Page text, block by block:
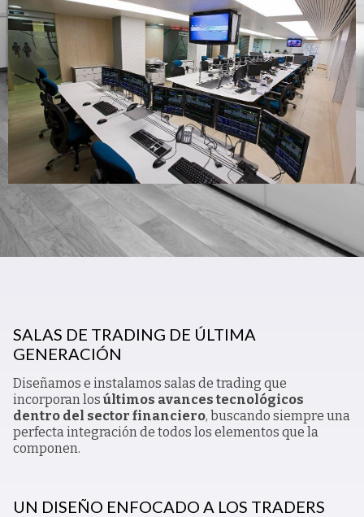
SALAS DE TRADING DE ÚLTIMA
GENERACIÓN
Diseñamos e instalamos salas de trading que
incorporan los últimos avances tecnológicos
dentro del sector financiero, buscando siempre una
perfecta integración de todos los elementos que la
componen.
UN DISEÑO ENFOCADO A LOS TRADERS